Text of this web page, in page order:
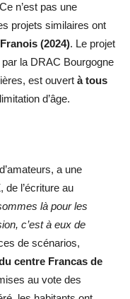
n’est pas une
projets similaires ont
(2024). Le projet
par la DRAC Bourgogne
est ouvert à tous
d’âge.
a une
de l’écriture au
là pour les
c’est à eux de
de scénarios,
centre Francas de
au vote des